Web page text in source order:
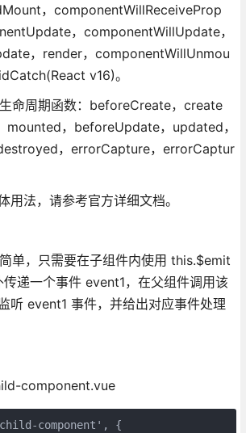
，componentWillReceiveProp
，componentWillUpdate，
，render，componentWillUnmou
v16)。
命周期函数：beforeCreate，create
，beforeUpdate，updated，
，errorCapture，errorCaptur
用法，请参考官方详细文档。
单，只需要在子组件内使用 this.$emit
传递一个事件 event1，在父组件调用该
听 event1 事件，并给出对应事件处理
component.vue
component', {